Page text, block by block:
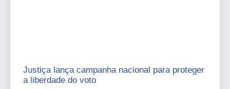
Justiça lança campanha nacional para proteger
a liberdade do voto